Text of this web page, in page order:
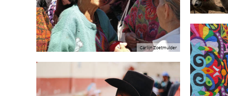
Carlijn Zoetmulder